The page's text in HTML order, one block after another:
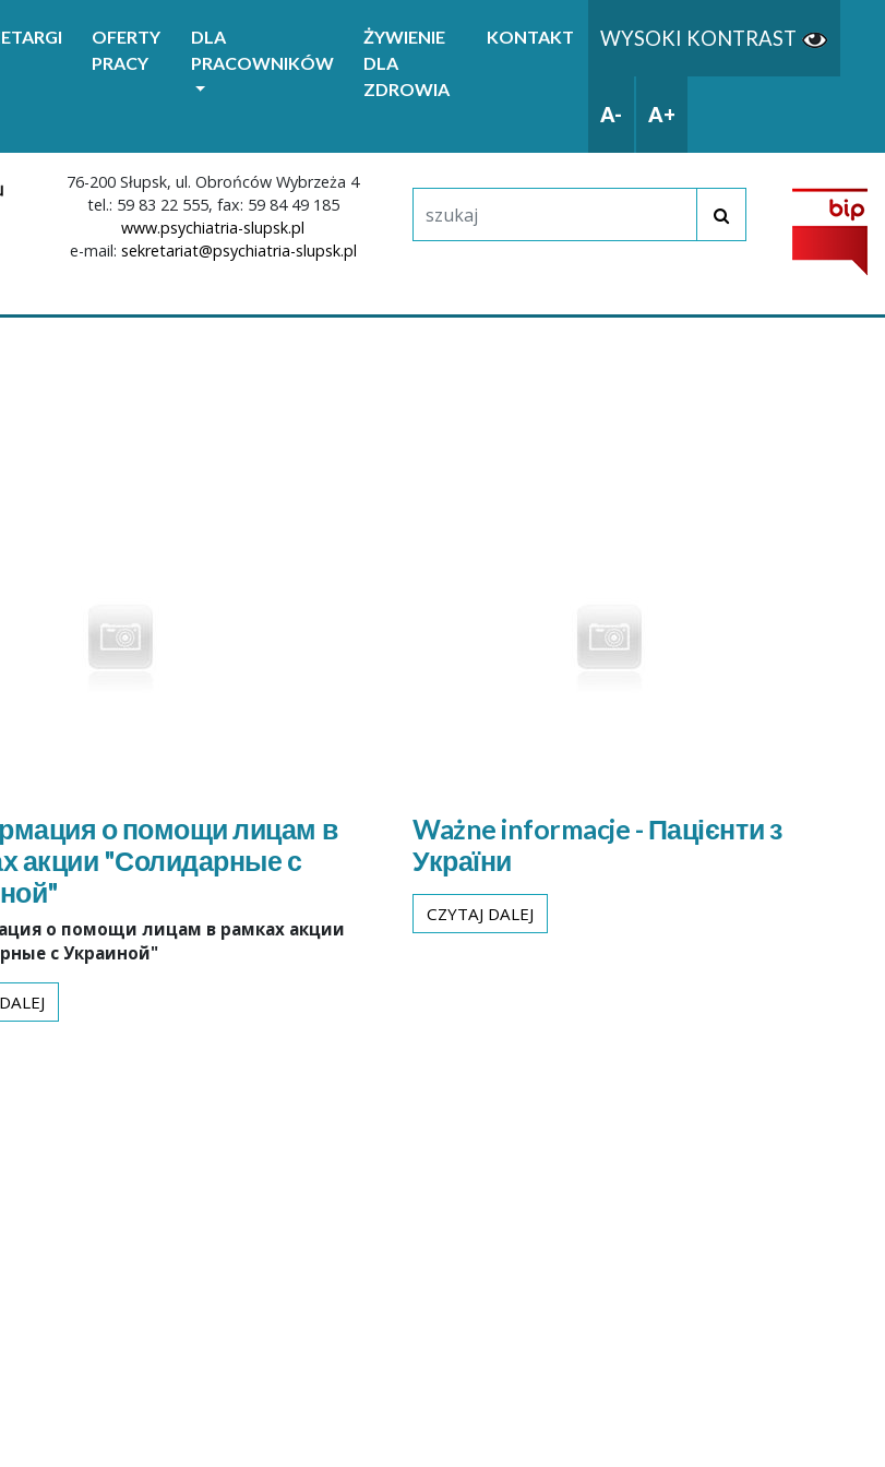
OFERTY
PRACY
DLA
PRACOWNIKÓW
ŻYWIENIE
DLA
ZDROWIA
KONTAKT WYSOKI KONTRAST
A- A+
76-200 Słupsk, ul. Obrońców Wybrzeża 4
tel.: 59 83 22 555, fax: 59 84 49 185
www.psychiatria-slupsk.pl
e-mail: sekretariat@psychiatria-slupsk.pl
о помощи лицам в
акции "Солидарные с
о помощи лицам в рамках акции
с Украиной"
Ważne informacje - Пацієнти з
України
CZYTAJ DALEJ